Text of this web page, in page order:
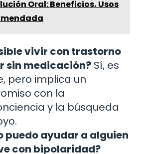
Oral: Beneficios, Usos
vivir con trastorno
sin medicación? Sí, es
pero implica un
con la
y la búsqueda
puedo ayudar a alguien
con bipolaridad?